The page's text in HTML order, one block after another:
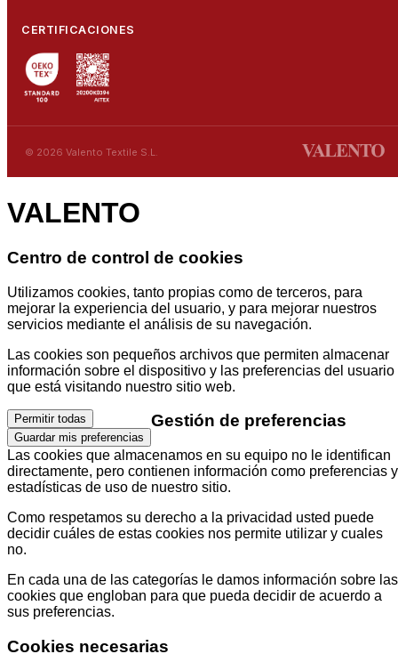
CERTIFICACIONES
© 2026 Valento Textile S.L.
VALENTO
Centro de control de cookies
Utilizamos cookies, tanto propias como de terceros, para
mejorar la experiencia del usuario, y para mejorar nuestros
servicios mediante el análisis de su navegación.
Las cookies son pequeños archivos que permiten almacenar
información sobre el dispositivo y las preferencias del usuario
que está visitando nuestro sitio web.
Permitir todas
Guardar mis preferencias
Gestión de preferencias
Las cookies que almacenamos en su equipo no le identifican
directamente, pero contienen información como preferencias y
estadísticas de uso de nuestro sitio.
Como respetamos su derecho a la privacidad usted puede
decidir cuáles de estas cookies nos permite utilizar y cuales
no.
En cada una de las categorías le damos información sobre las
cookies que engloban para que pueda decidir de acuerdo a
sus preferencias.
Cookies necesarias